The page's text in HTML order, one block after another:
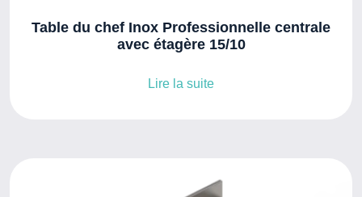
Table du chef Inox Professionnelle centrale
avec étagère 15/10
Lire la suite